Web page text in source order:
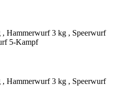
Hammerwurf 3 kg , Speerwurf
5-Kampf
Hammerwurf 3 kg , Speerwurf